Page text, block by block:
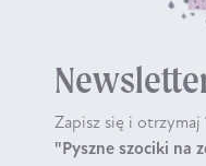
Zapisz się i otrzymaj
"Pyszne szociki na